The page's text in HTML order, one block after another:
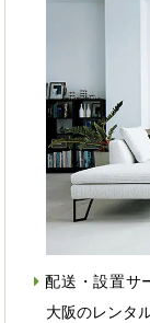
配送・設置サ
大阪のレンタ